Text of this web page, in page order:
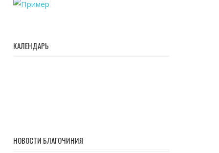
КАЛЕНДАРЬ
НОВОСТИ БЛАГОЧИНИЯ